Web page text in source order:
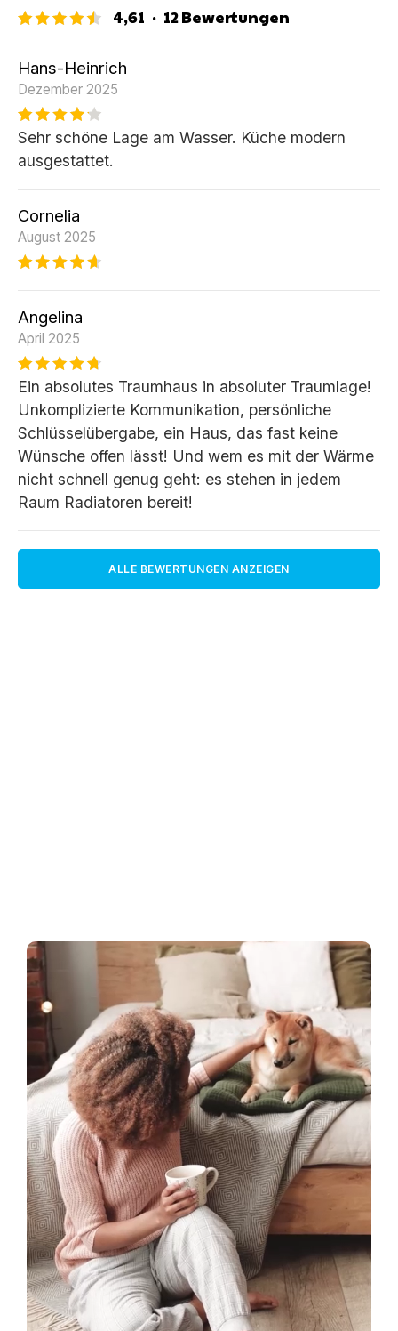
4,61 · 12Bewertungen
Hans-Heinrich
Dezember 2025
Sehr schöne Lage am Wasser. Küche modern
ausgestattet.
Cornelia
August 2025
Angelina
April 2025
Ein absolutes Traumhaus in absoluter Traumlage!
Unkomplizierte Kommunikation, persönliche
Schlüsselübergabe, ein Haus, das fast keine
Wünsche offen lässt! Und wem es mit der Wärme
nicht schnell genug geht: es stehen in jedem
Raum Radiatoren bereit!
ALLE BEWERTUNGEN ANZEIGEN